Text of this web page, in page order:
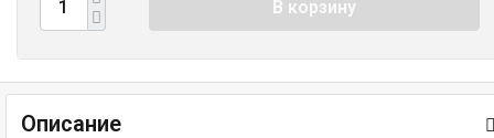
В корзину
Описание